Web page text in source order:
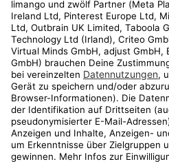
Kundenservice
Shop
Aktionen
Travel